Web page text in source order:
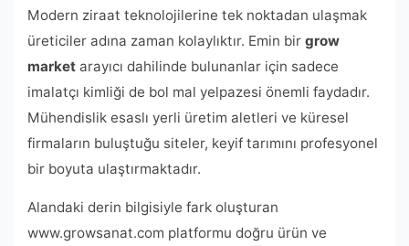
Modern ziraat teknolojilerine tek noktadan ulaşmak
üreticiler adına zaman kolaylıktır. Emin bir grow
market arayıcı dahilinde bulunanlar için sadece
imalatçı kimliği de bol mal yelpazesi önemli faydadır.
Mühendislik esaslı yerli üretim aletleri ve küresel
firmaların buluştuğu siteler, keyif tarımını profesyonel
bir boyuta ulaştırmaktadır.
Alandaki derin bilgisiyle fark oluşturan
www.growsanat.com platformu doğru ürün ve